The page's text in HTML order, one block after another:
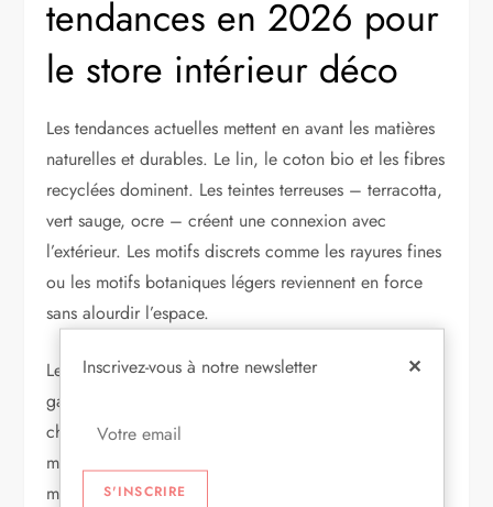
tendances en 2026 pour
le store intérieur déco
Les tendances actuelles mettent en avant les matières
naturelles et durables. Le lin, le coton bio et les fibres
recyclées dominent. Les teintes terreuses – terracotta,
vert sauge, ocre – créent une connexion avec
l’extérieur. Les motifs discrets comme les rayures fines
ou les motifs botaniques légers reviennent en force
sans alourdir l’espace.
Les stores thermiques avec couche réfléchissante
gagnent du terrain. Ils bloquent jusqu’à 95 % de la
chaleur tout en restant esthétiques. Les mécanismes
motorisés avec commande vocale ou application
mobile deviennent accessibles et s’intègrent
✕
Inscrivez-vous à notre newsletter
S'INSCRIRE